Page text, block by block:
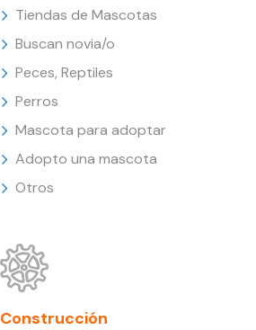
Tiendas de Mascotas
Buscan novia/o
Peces, Reptiles
Perros
Mascota para adoptar
Adopto una mascota
Otros
Construcción